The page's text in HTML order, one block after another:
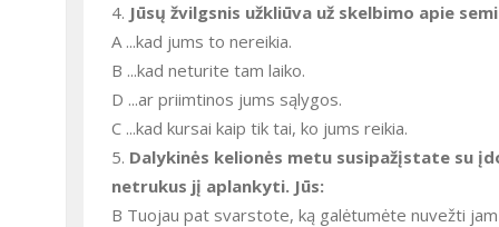
4. Jūsų žvilgsnis užkliūva už skelbimo apie
A ...kad jums to nereikia.
B ...kad neturite tam laiko.
D ...ar priimtinos jums sąlygos.
C ...kad kursai kaip tik tai, ko jums reikia.
5. Dalykinės kelionės metu susipažįstate su
netrukus jį aplankyti. Jūs:
B Tuojau pat svarstote, ką galėtumėte nuvežti